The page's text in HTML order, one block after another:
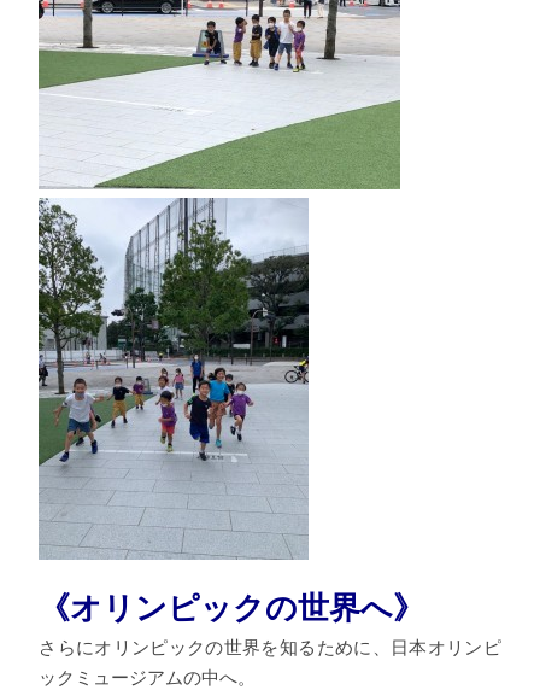
《オリンピックの世界へ》
さらにオリンピックの世界を知るために、日本オリンピ
ックミュージアムの中へ。